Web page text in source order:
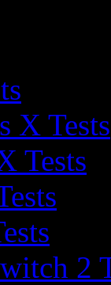
X Tests
Tests
2